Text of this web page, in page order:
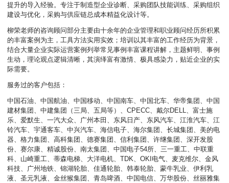
提升的导入经验。专注于制造型企业诊断、采购团队技能训练、采购组织
建设与优化，采购与供应链总成本精益化设计等。
柳荣老师的咨询顾问部分主要由十余年的企业管理和职业顾问经历所积累
的丰富案例为主，工具方法实用实效；培训以其丰富的工作经历为背景，
结合大量企业实际运营案例列举常见事例丰富课程讲解，主题鲜明、事例
生动，理论观点逻辑清晰，其演绎富有激情、极具感染力，贴近企业的实
际需要。
服务过的客户包括：
中国石油、中国航油、中国移动、中国南车、中国北车、华帝集团、中国
建材集团、中建集团（三局、五局等）、CPECC、戴尔DELL、富士施
乐、爱默生、一汽大众、广州本田、东风日产、东风汽车、江淮汽车、江
铃汽车、宇通客车、中兴汽车、海信电子、海尔集团、长城集团、美的电
器、格力集团、高科集团、德赛集团、信利集团、许继集团、深开发股
份、赛尔康、精诚股份、南太集团、中国电子54所、三一重工、中联重
科、山崎重工、蒂森电梯、大洋电机、TDK、OKI电气、麦克维尔、金风
科技、广州地铁、锦湖轮胎、佳通轮胎、韩泰轮胎、蒙牛乳业、伊利乳
液、圣元乳液、金丝猴集团、青岛啤酒、中国电信、万华股份、丝丽雅集